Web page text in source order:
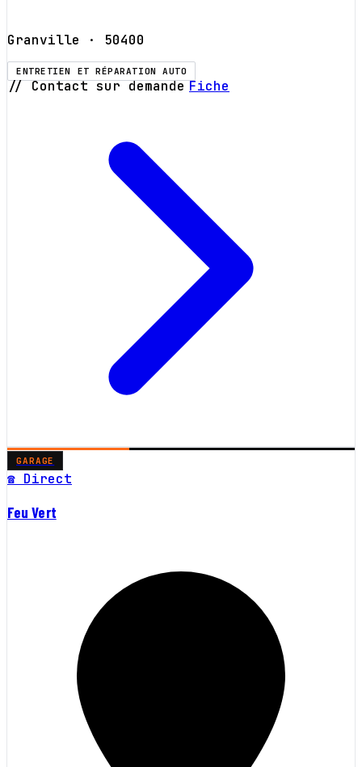
Granville · 50400
ENTRETIEN ET RÉPARATION AUTO
// Contact sur demande Fiche
GARAGE
☎ Direct
Feu Vert